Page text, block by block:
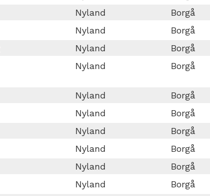
Nyland Borgå
Nyland Borgå
Nyland Borgå
Nyland Borgå
Nyland Borgå
Nyland Borgå
Nyland Borgå
Nyland Borgå
Nyland Borgå
Nyland Borgå